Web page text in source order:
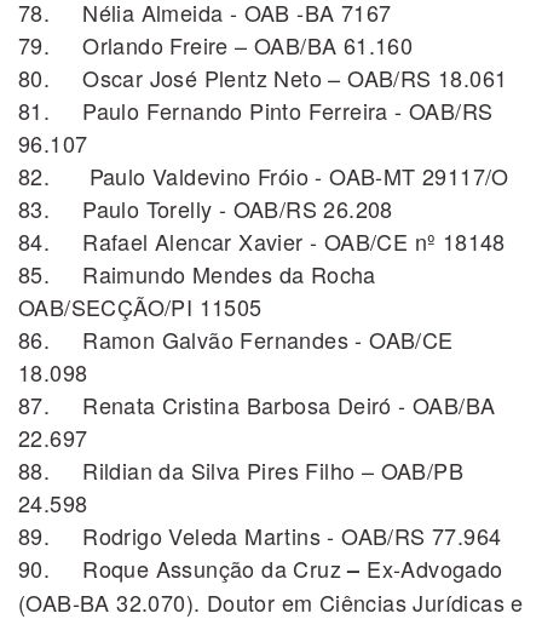
78. Nélia Almeida - OAB -BA 7167
79. Orlando Freire – OAB/BA 61.160
80. Oscar José Plentz Neto – OAB/RS 18.061
81. Paulo Fernando Pinto Ferreira - OAB/RS
96.107
82. Paulo Valdevino Fróio - OAB-MT 29117/O
83. Paulo Torelly - OAB/RS 26.208
84. Rafael Alencar Xavier - OAB/CE nº 18148
85. Raimundo Mendes da Rocha
OAB/SECÇÃO/PI 11505
86. Ramon Galvão Fernandes - OAB/CE
18.098
87. Renata Cristina Barbosa Deiró - OAB/BA
22.697
88. Rildian da Silva Pires Filho – OAB/PB
24.598
89. Rodrigo Veleda Martins - OAB/RS 77.964
90. Roque Assunção da Cruz– Ex-Advogado
(OAB-BA 32.070). Doutor em Ciências Jurídicas e